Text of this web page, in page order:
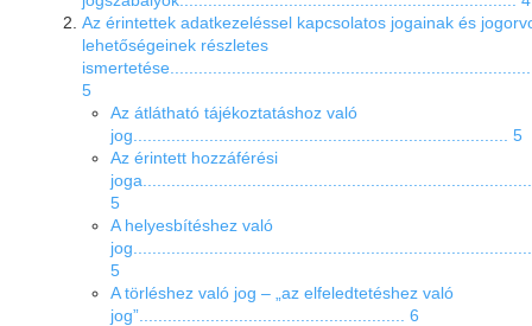
Az érintettek adatkezeléssel kapcsolatos jogainak és
lehetőségeinek részletes
5
Az átlátható tájékoztatáshoz való
jog............................................................................... 5
Az érintett hozzáférési
5
A helyesbítéshez való
5
A törléshez való jog – „az elfeledtetéshez való
jog”........................................................ 6